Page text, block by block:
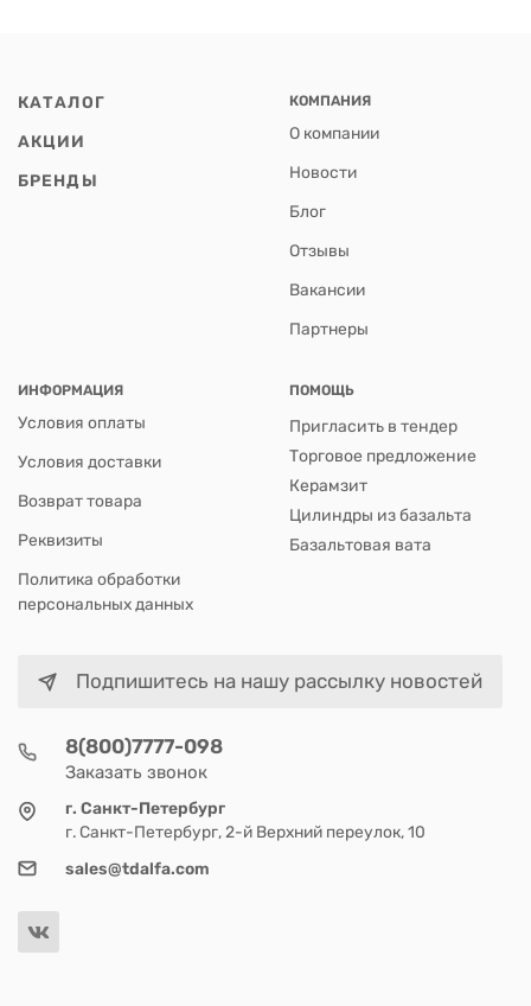
КАТАЛОГ
АКЦИИ
БРЕНДЫ
КОМПАНИЯ
О компании
Новости
Блог
Отзывы
Вакансии
Партнеры
ИНФОРМАЦИЯ
Условия оплаты
Условия доставки
Возврат товара
Реквизиты
Политика обработки
персональных данных
ПОМОЩЬ
Пригласить в тендер
Торговое предложение
Керамзит
Цилиндры из базальта
Базальтовая вата
Подпишитесь на нашу рассылку новостей
8(800)7777-098
Заказать звонок
г. Санкт-Петербург
г. Санкт-Петербург, 2-й Верхний переулок, 10
sales@tdalfa.com